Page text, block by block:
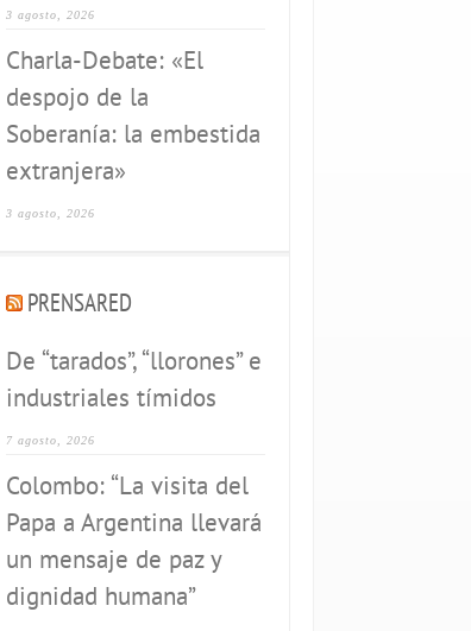
3 agosto, 2026
Charla-Debate: «El
despojo de la
Soberanía: la embestida
extranjera»
3 agosto, 2026
PRENSARED
De “tarados”, “llorones” e
industriales tímidos
7 agosto, 2026
Colombo: “La visita del
Papa a Argentina llevará
un mensaje de paz y
dignidad humana”